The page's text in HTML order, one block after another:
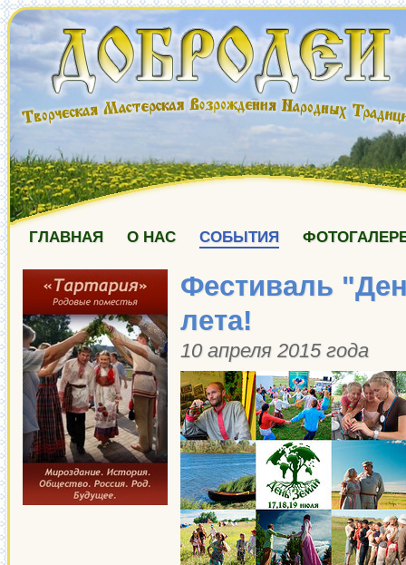
ГЛАВНАЯ О НАС СОБЫТИЯ
Фестиваль
лета!
10 апреля 2015 года